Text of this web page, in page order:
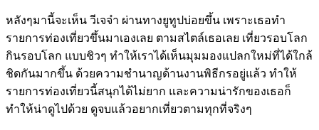
หลังๆมานี้จะเห็น วีเจจ๋า ผ่านทางยูทูปบ่อยขึ้น เพราะเธอทำ
รายการท่องเที่ยวขึ้นมาเองเลย ตามสไตล์เธอเลย เที่ยวรอบโลก
กินรอบโลก แบบชิวๆ ทำให้เราได้เห็นมุมมองแปลกใหม่ที่ได้ใกล้
ชิดกันมากขึ้น ด้วยความชำนาญด้านงานพิธีกรอยู่แล้ว ทำให้
รายการท่องเที่ยวนี้สนุกได้ไม่ยาก และความน่ารักของเธอก็
ทำให้น่าดูไปด้วย ดูจบแล้วอยากเที่ยวตามทุกที่จริงๆ